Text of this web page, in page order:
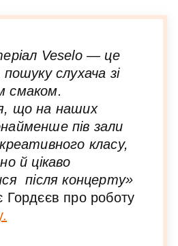
Veselo — це
слухача зі
смаком.
що на наших
пів зали
класу,
й цікаво
після концерту»
Гордєєв про роботу